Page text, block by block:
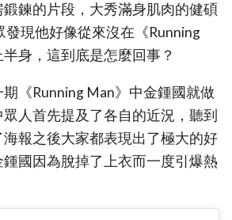
鍊的片段，大秀滿身肌肉的健碩
發現他好像從來沒在《Running
身，這到底是怎麼回事？
《Running Man》中金鍾國就做
人首先提及了各自的近況，聽到
報之後大家都表現出了極大的好
國因為脫掉了上衣而一度引爆熱